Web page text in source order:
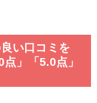
い口コミを
」「5.0点」